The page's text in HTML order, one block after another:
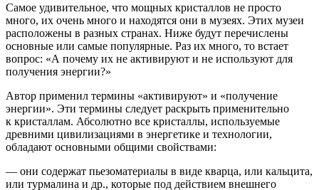
Самое удивительное, что мощных кристаллов не просто
много, их очень много и находятся они в музеях. Этих музеи
расположены в разных странах. Ниже будут перечислены
основные или самые популярные. Раз их много, то встает
вопрос: «А почему их не активируют и не используют для
получения энергии?»
Автор применил термины «активируют» и «получение
энергии». Эти термины следует раскрыть применительно
к кристаллам. Абсолютно все кристаллы, используемые
древними цивилизациями в энергетике и технологии,
обладают основными общими свойствами:
— они содержат пьезоматериалы в виде кварца, или кальцита,
или турмалина и др., которые под действием внешнего